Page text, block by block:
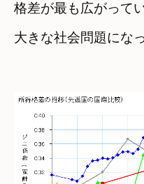
格差が最も広がって
大きな社会問題にな